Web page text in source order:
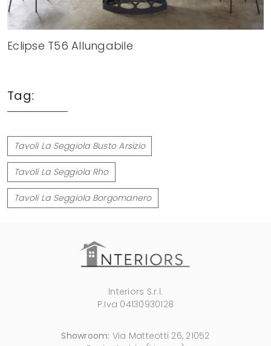
Eclipse T56 Allungabile
Tag:
Tavoli La Seggiola Busto Arsizio
Tavoli La Seggiola Rho
Tavoli La Seggiola Borgomanero
Interiors S.r.l.
P.Iva 04130930128
Showroom: Via Matteotti 26, 21052